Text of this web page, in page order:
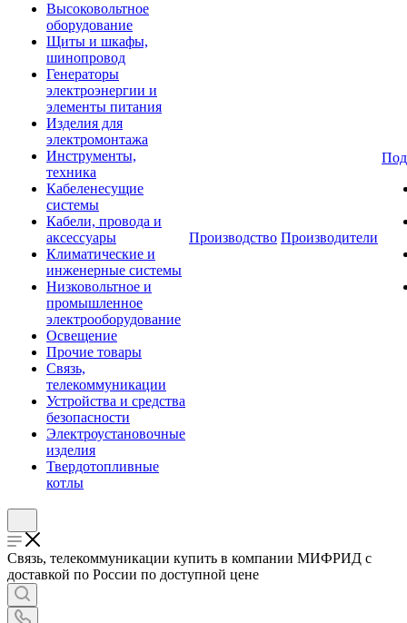
Высоковольтное
оборудование
Щиты и шкафы,
шинопровод
Генераторы
электроэнергии и
элементы питания
Изделия для
электромонтажа
Инструменты,
техника
Кабеленесущие
системы
Кабели, провода и
аксессуары
Климатические и
инженерные системы
Низковольтное и
промышленное
электрооборудование
Освещение
Прочие товары
Связь,
телекоммуникации
Устройства и средства
безопасности
Электроустановочные
изделия
Твердотопливные
котлы
Производство Производители
Связь, телекоммуникации купить в компании МИФРИД с
доставкой по России по доступной цене